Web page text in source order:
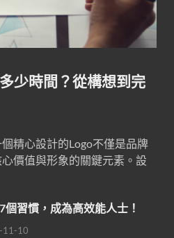
少時間？從構想到完
精心設計的Logo不僅是品牌
價值與形象的關鍵元素。設
個習慣，成為高效能人士！
11-10